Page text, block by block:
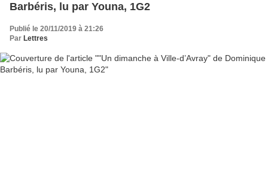
Barbéris, lu par Youna, 1G2
Publié le 20/11/2019 à 21:26
Par Lettres